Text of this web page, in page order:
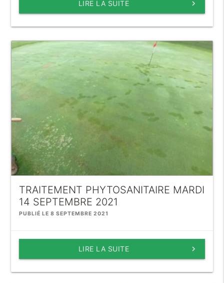
keyboard_arrow_right
LIRE LA SUITE
TRAITEMENT PHYTOSANITAIRE MARDI
14 SEPTEMBRE 2021
PUBLIÉ LE 8 SEPTEMBRE 2021
keyboard_arrow_right
LIRE LA SUITE